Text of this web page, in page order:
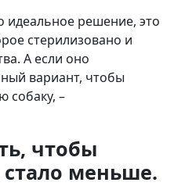
идеальное решение, это
стерилизовано и
А если оно
вариант, чтобы
собаку, –
чтобы
меньше.